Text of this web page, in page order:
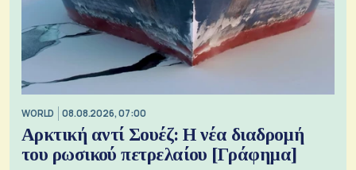
WORLD 08.08.2026, 07:00
Αρκτική αντί Σουέζ: Η νέα διαδρομή
του ρωσικού πετρελαίου [Γράφημα]